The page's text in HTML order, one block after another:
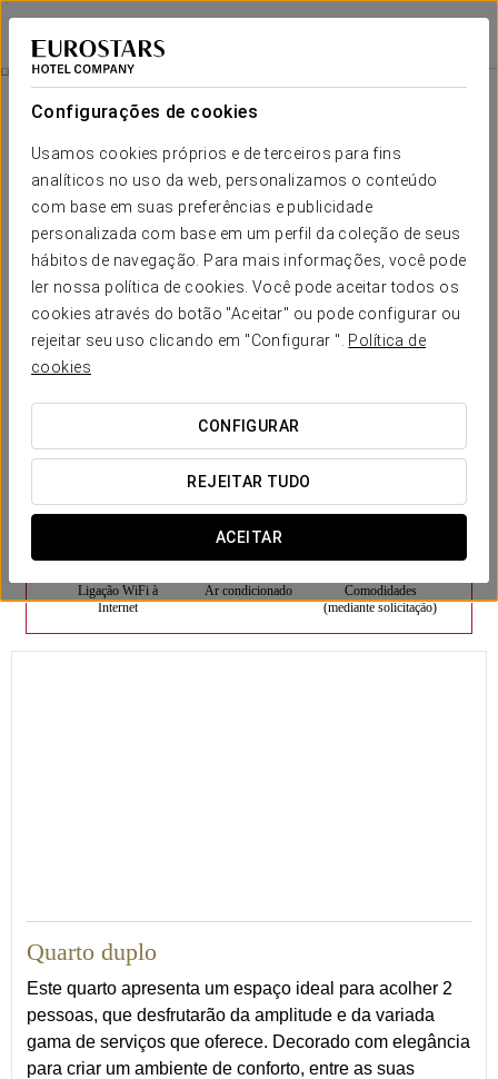
Configurações de cookies
Usamos cookies próprios e de terceiros para fins
analíticos no uso da web, personalizamos o conteúdo
com base em suas preferências e publicidade
personalizada com base em um perfil da coleção de seus
hábitos de navegação. Para mais informações, você pode
ler nossa política de cookies. Você pode aceitar todos os
cookies através do botão "Aceitar" ou pode configurar ou
rejeitar seu uso clicando em "Configurar ". Política de
cookies
CONFIGURAR
REJEITAR TUDO
ACEITAR
Exe Gran Hotel Almenar
MADRID
Quartos
Quartos
O conforto e descanso que necessita
O Exe Gran Hotel Almenar dispõe de 69 suítes e 34 quartos
eles são espaçosos, luminosos e elegantes, com umdesign de
interiores em madeira e grandes janelas
. A variedade que existe
nas suas disposiçõesabrange qualquer tipo de viagem, seja em
família, em casal ou em grupo.
Os quartos dispõem de todos os serviços e comodidades que irão
garantiro máximo relaxamento e descansodurante a sua visita a
SERVIÇOS EM DESTAQUE
Quartos
Ligação WiFi à
Internet
Ar condicionado
Comodidades
(mediante solicitação)
Quarto duplo
Este quarto apresenta um espaço ideal para acolher 2
pessoas, que desfrutarão da amplitude e da variada
gama de serviços que oferece. Decorado com elegância
para criar um ambiente de conforto, entre as suas